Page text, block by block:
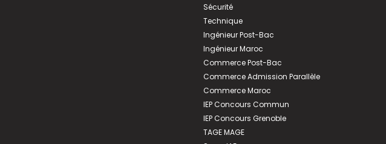
Sécurité
Technique
Ingénieur Post-Bac
Ingénieur Maroc
Commerce Post-Bac
Commerce Admission Parallèle
Commerce Maroc
IEP Concours Commun
IEP Concours Grenoble
TAGE MAGE